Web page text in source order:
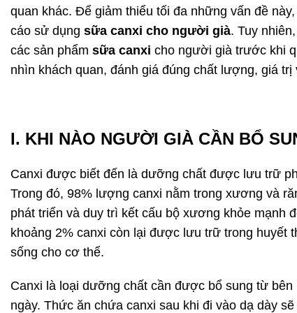
quan khác. Để giảm thiểu tối đa những vấn đề
cáo sử dụng sữa canxi cho người già. Tuy
các sản phẩm sữa canxi cho người già trước khi
nhìn khách quan, đánh giá đúng chất lượng, giá
I. KHI NÀO NGƯỜI GIÀ CẦN BỔ
Canxi được biết đến là dưỡng chất được lưu trữ
Trong đó, 98% lượng canxi nằm trong xương và
phát triển và duy trì kết cấu bộ xương khỏe mạnh
khoảng 2% canxi còn lại được lưu trữ trong huyết
sống cho cơ thể.
Canxi là loại dưỡng chất cần được bổ sung từ
ngày. Thức ăn chứa canxi sau khi đi vào dạ dày